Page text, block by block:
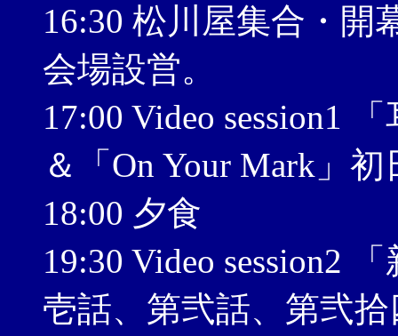
16:30 松川屋集合・開
会場設営。
17:00 Video session1
＆「On Your Mark」
18:00 夕食
19:30 Video session2
壱話、第弐話、第弐拾